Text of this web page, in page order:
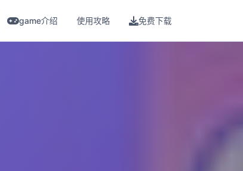
game介绍 使用攻略 免费下载